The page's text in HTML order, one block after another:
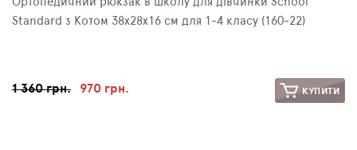
Standard з Котом 38х28х16 см для 1-4 класу (160-22)
1 360 грн. 970 грн. КУПИТИ